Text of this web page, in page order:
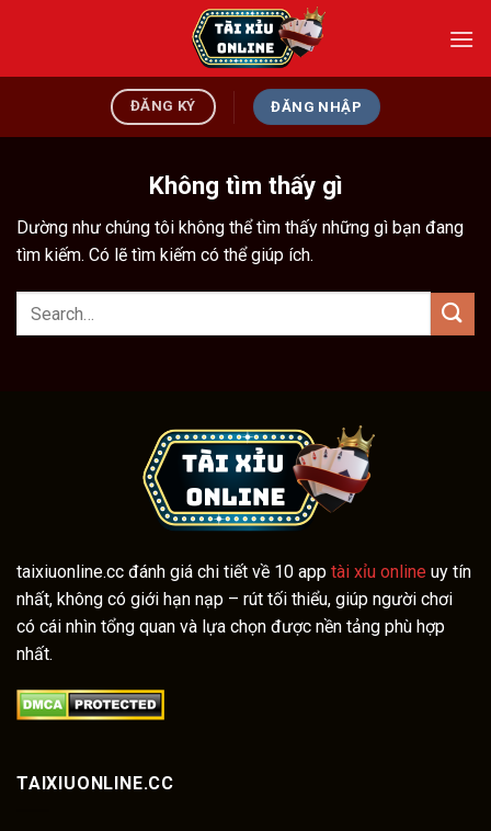
ĐĂNG KÝ ĐĂNG NHẬP
Không tìm thấy gì
Dường như chúng tôi không thể tìm thấy những gì bạn đang
tìm kiếm. Có lẽ tìm kiếm có thể giúp ích.
taixiuonline.cc đánh giá chi tiết về 10 app tài xỉu online uy tín
nhất, không có giới hạn nạp – rút tối thiểu, giúp người chơi
có cái nhìn tổng quan và lựa chọn được nền tảng phù hợp
nhất.
TAIXIUONLINE.CC